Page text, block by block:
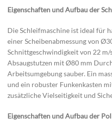
Eigenschaften und Aufbau der
Die Schleifmaschine ist ideal für
einer Scheibenabmessung von
Schnittgeschwindigkeit von 22
Absaugstutzen mit Ø80 mm
Arbeitsumgebung sauber. Ein
und ein robuster Funkenkasten
zusätzliche Vielseitigkeit und
Eigenschaften und Aufbau der